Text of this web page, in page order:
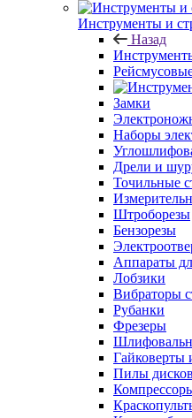
Инструменты и
Назад
Замки
Наборы
Дрели и
Точильные
Штроборезы
Бензорезы
Аппараты
Лобзики
Вибраторы
Рубанки
Фрезеры
Гайковерты
Пилы